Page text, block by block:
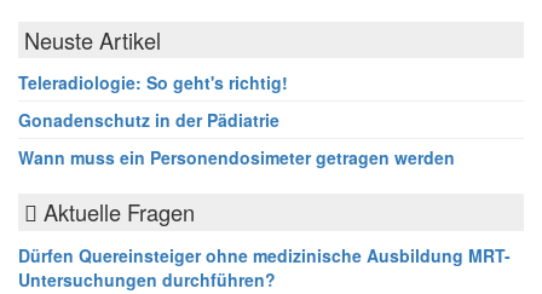
Neuste Artikel
Teleradiologie: So geht's richtig!
Gonadenschutz in der Pädiatrie
Wann muss ein Personendosimeter getragen werden
Aktuelle Fragen
Dürfen Quereinsteiger ohne medizinische Ausbildung MRT-
Untersuchungen durchführen?